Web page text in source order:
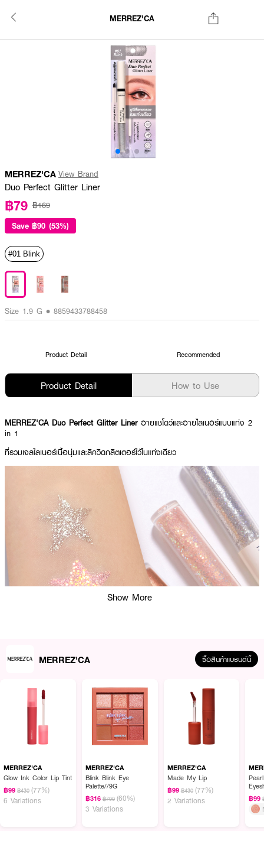
MERREZ'CA
MERREZ'CA View Brand
Duo Perfect Glitter Liner
฿79 ฿169
Save ฿90 (53%)
#01 Blink
Size 1.9 G • 8859433788458
Product Detail Recommended
Product Detail How to Use
MERREZ'CA Duo Perfect Glitter Liner อายแชโดว์และอายไลเนอร์แบบแท่ง 2
in 1
ที่รวมเจลไลเนอร์เนื้อนุ่มและลิควิดกลิตเตอร์ไว้ในแท่งเดียว
ผลลัพธ์ที่ได้ :
อายแชโดว์และอายไลเนอร์แบบแท่ง 2 in 1 ที่รวม
เจลไลเนอร์เนื้อนุ่มและลิควิดกลิตเตอร์ไว้ในแท่งเดียว
·ด้านหนึ่งเป็นเจลไลเนอร์เนื้อนุ่มลื่น เขียนง่าย ไม่บาดผิว อีกด้านเป็นกลิตเตอร์เนื้อ
Show More
MERREZ'CA ซื้อสินค้าแบรนด์นี้
MERREZ'CA
Glow Ink Color Lip Tint
฿99 ฿430 (77%)
6 Variations
MERREZ'CA
Blink Blink Eye
Palette//9G
฿316 ฿790 (60%)
3 Variations
MERREZ'CA
Made My Lip
฿99 ฿430 (77%)
2 Variations
฿99